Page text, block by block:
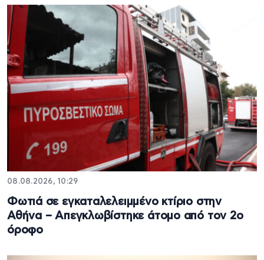
08.08.2026, 10:29
Φωτιά σε εγκαταλελειμμένο κτίριο στην
Αθήνα – Απεγκλωβίστηκε άτομο από τον 2ο
όροφο